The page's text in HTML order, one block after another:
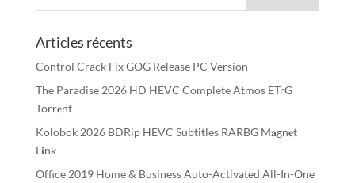
Articles récents
Control Crack Fix GOG Release PC Version
The Paradise 2026 HD HEVC Complete Atmos ETrG
Torr𝐞nt
Kolobok 2026 BDRip HEVC Subtitles RARBG M𝐚gn𝐞t
L𝐢nk
Office 2019 Home & Business Auto-Activated All-In-One